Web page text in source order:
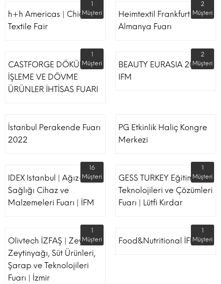
h+h Americas | Chicago
Textile Fair
1
Müşteri
Heimtextil Frankfurt
Almanya Fuarı
2
Müşteri
CASTFORGE DÖKÜM,
İŞLEME VE DÖVME
ÜRÜNLER İHTİSAS FUARI
1
Müşteri
BEAUTY EURASIA 2022
IFM
2
Müşteri
İstanbul Perakende Fuarı
2022
PG Etkinlik Haliç Kongre
Merkezi
IDEX Istanbul | Ağız-Diş
Sağlığı Cihaz ve
Malzemeleri Fuarı | İFM
16
Müşteri
GESS TURKEY Eğitim
Teknolojileri ve Çözümleri
Fuarı | Lütfi Kırdar
1
Müşteri
Olivtech İZFAŞ | Zeytin,
Zeytinyağı, Süt Ürünleri,
Şarap ve Teknolojileri
Fuarı | İzmir
1
Müşteri
Food&Nutritional İFM
1
Müşteri